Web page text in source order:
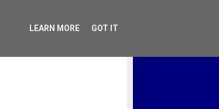
LEARN MORE GOT IT